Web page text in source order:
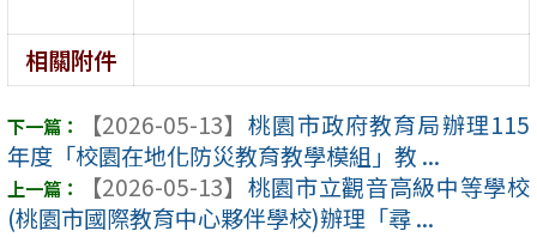
相關附件
【2026-05-13】 桃園市政府教育局辦理115
年度「校園在地化防災教育教學模組」教 ...
【2026-05-13】 桃園市立觀音高級中等學校
(桃園市國際教育中心夥伴學校)辦理「尋 ...